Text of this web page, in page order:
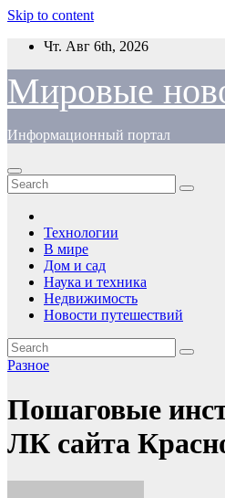
Skip to content
Чт. Авг 6th, 2026
Мировые
Информационный портал
Технологии
В мире
Дом и сад
Наука и техника
Недвижимость
Новости путешествий
Разное
Пошаговые
ЛК сайта